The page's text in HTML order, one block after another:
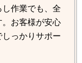
作業でも、全
お客様が安心
っかりサポー